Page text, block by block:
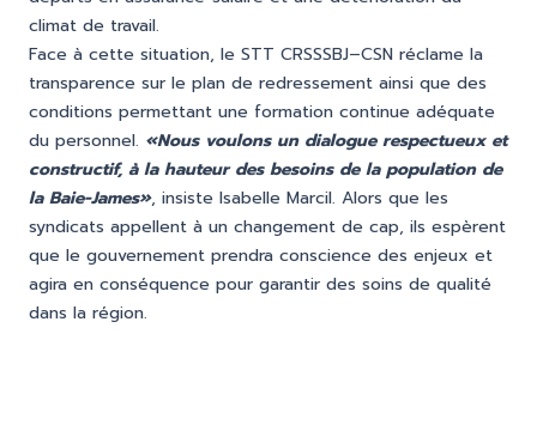
climat de travail.
Face à cette situation, le STT CRSSSBJ–CSN réclame la
transparence sur le plan de redressement ainsi que des
conditions permettant une formation continue adéquate
du personnel. «Nous voulons un dialogue respectueux et
constructif, à la hauteur des besoins de la population de
la Baie-James», insiste Isabelle Marcil. Alors que les
syndicats appellent à un changement de cap, ils espèrent
que le gouvernement prendra conscience des enjeux et
agira en conséquence pour garantir des soins de qualité
dans la région.